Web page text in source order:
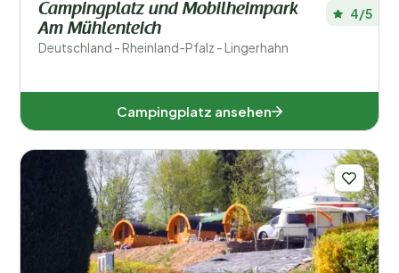
Campingplatz und Mobilheimpark
Am Mühlenteich
Deutschland - Rheinland-Pfalz - Lingerhahn
4/5
Campingplatz ansehen